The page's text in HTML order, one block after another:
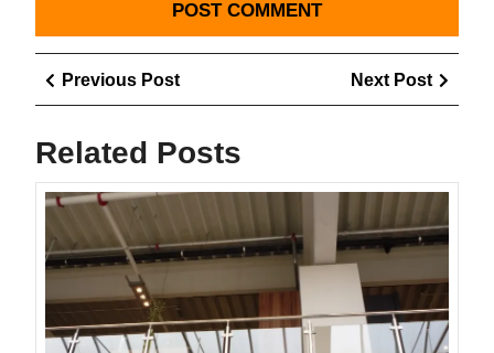
Navigare
în
articole
Previous PostPrevious
Post
Next Post
Post
Related Posts